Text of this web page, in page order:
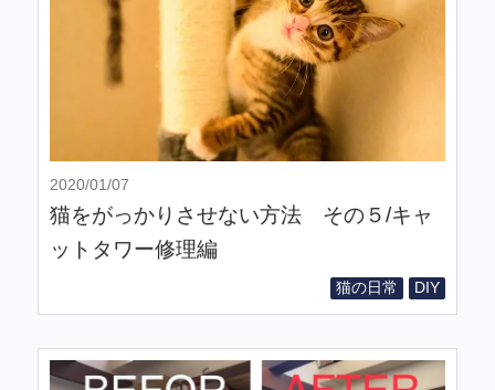
2020/01/07
猫をがっかりさせない方法 その５/キャ
ットタワー修理編
猫の日常 DIY